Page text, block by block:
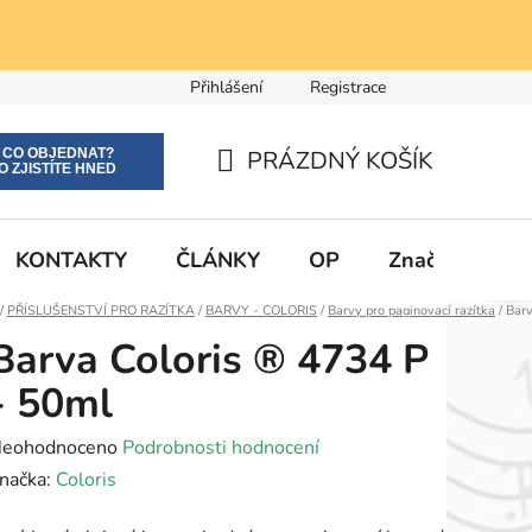
Přihlášení Registrace
KOŠÍK
PRÁZDNÝ KOŠÍK
KONTAKTY ČLÁNKY OP Značky
Domů
/ PŘÍSLUŠENSTVÍ PRO RAZÍTKA / BARVY - COLORIS / Barvy pro paginovací razítka /
Coloris ® 4734 P
50ml
Podrobnosti hodnocení
Coloris
CO OBJEDNAT?
ZJISTÍTE HNED